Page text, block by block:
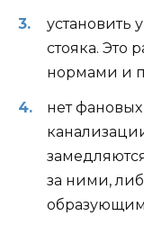
установить
стояка. Это
нормами и
нет
за ними,